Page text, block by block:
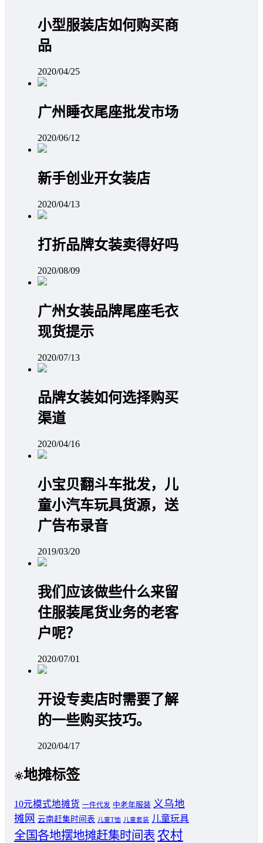
小型服装店如何购买商
品
2020/04/25
广州睡衣尾座批发市场
2020/06/12
新手创业开女装店
2020/04/13
打折品牌女装卖得好吗
2020/08/09
广州女装品牌尾座毛衣
现货提示
2020/07/13
品牌女装如何选择购买
渠道
2020/04/16
小宝贝翻斗车批发，儿
童小汽车玩具货源，送
广告布录音
2019/03/20
我们应该做些什么来留
住服装尾货业务的老客
户呢？
2020/07/01
开设专卖店时需要了解
的一些购买技巧。
2020/04/17
地摊标签
10元模式地摊货 一件代发 中老年服装 义乌地
摊网 云南赶集时间表 儿童T恤 儿童套装 儿童玩具
全国各地摆地摊赶集时间表 农村